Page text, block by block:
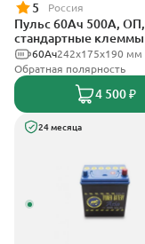
5 Россия
Пульс 60Ач 500А, ОП,
стандартные клеммы
242x175x190 мм
60Ач
Обратная полярность
4 500 ₽
24 месяца